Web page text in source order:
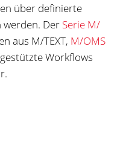
über definierte
werden. Der Serie M/
aus M/TEXT, M/OMS
Workflows